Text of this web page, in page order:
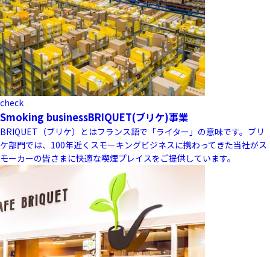
check
Smoking businessBRIQUET(ブリケ)事業
BRIQUET（ブリケ）とはフランス語で「ライター」の意味です。ブリ
ケ部門では、100年近くスモーキングビジネスに携わってきた当社がス
モーカーの皆さまに快適な喫煙プレイスをご提供しています。